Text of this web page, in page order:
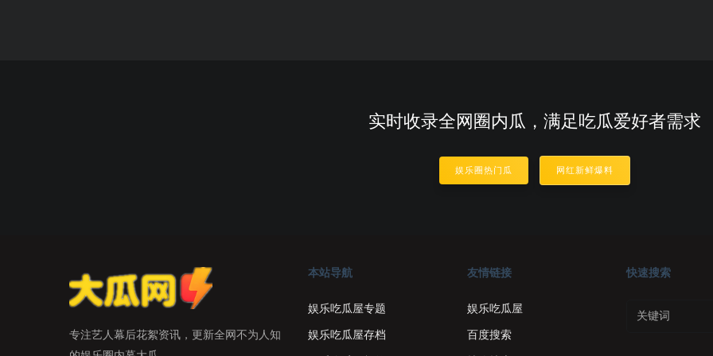
实时收录全网圈内瓜，满足吃瓜爱好者需求
娱乐圈热门瓜 网红新鲜爆料
专注艺人幕后花絮资讯，更新全网不为人知
本站导航
娱乐吃瓜屋专题
娱乐吃瓜屋存档
友情链接
娱乐吃瓜屋
百度搜索
快速搜索